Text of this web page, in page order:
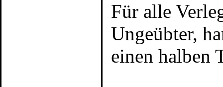
Für alle
Ungeübter,
einen halben